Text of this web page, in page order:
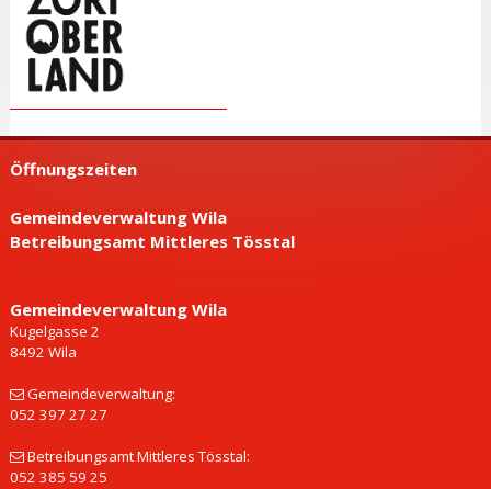
Öffnungszeiten
Gemeindeverwaltung Wila
Betreibungsamt Mittleres Tösstal
Gemeinde­verwaltung Wila
Kugelgasse 2
8492 Wila
Gemeindeverwaltung:
052 397 27 27
Betreibungsamt Mittleres Tösstal:
052 385 59 25